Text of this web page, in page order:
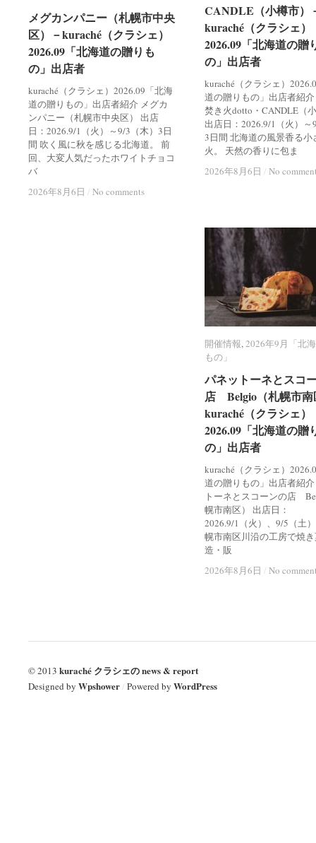
CANDLE（小樽市）
kuraché（クラシェ）
2026.09「北海道の贈
の」出店者
kuraché（クラシェ）
道の贈りもの」出店者紹
焚き火dotto・CANDLE（
出店日：2026.9/1（火）～
3日間 北海道の風景香る小
火。 天然の香りに包ま
2026年8月6日 / No
CANDLE（小樽市）
kuraché（クラシェ）
2026.09「北海道の贈
の」出店者
2026年8月6日 / No
メグカンパニー（札幌市中央
区）－kuraché（クラシェ）
2026.09「北海道の贈りも
の」出店者
kuraché（クラシェ）2026.09「北海
道の贈りもの」出店者紹介 メグカ
ンパニー（札幌市中央区） 出店
日：2026.9/1（火）～9/3（木）3日
間 吹く風に秋を感じる北海道。 前
回、大変人気だったホワイトチョコ
バ
2026年8月6日 / No comments
メグカンパニー（札幌市中央
区）－kuraché（クラシェ）
2026.09「北海道の贈りも
の」出店者
2026年8月6日 / No comments
開催情報,2026年9月「北
もの」
パネットーネとスコ
店 Belgio（札幌市南
kuraché（クラシェ）
2026.09「北海道の贈
の」出店者
kuraché（クラシェ）
道の贈りもの」出店者紹
トーネとスコーンの店
幌市南区） 出店日：
2026.9/1（火）、9/5（土
幌市南区川沿の工房で焼
造・販
2026年8月6日 / No
開催情報 2026年9月「北
もの」
パネットーネとスコ
店 Belgio（札幌市南
kuraché（クラシェ）
2026.09「北海道の贈
の」出店者
2026年8月6日 / No
© 2013 kuraché クラシェの news & report
Designed by Wpshower/ Powered by WordPress